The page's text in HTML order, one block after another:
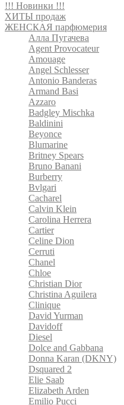
!!! Новинки !!!
ХИТЫ продаж
ЖЕНСКАЯ парфюмерия
Алла Пугачева
Agent Provocateur
Amouage
Angel Schlesser
Antonio Banderas
Armand Basi
Azzaro
Badgley Mischka
Baldinini
Beyonce
Blumarine
Britney Spears
Bruno Banani
Burberry
Bvlgari
Cacharel
Calvin Klein
Carolina Herrera
Cartier
Celine Dion
Cerruti
Chanel
Chloe
Christian Dior
Christina Aguilera
Clinique
David Yurman
Davidoff
Diesel
Dolce and Gabbana
Donna Karan (DKNY)
Dsquared 2
Elie Saab
Elizabeth Arden
Emilio Pucci